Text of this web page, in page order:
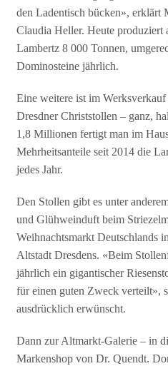
den Ladentisch bücken», erklärt
Claudia Heller. Heute
Lambertz 8 000 Tonnen,
Dominosteine jährlich.
Eine weitere ist im Werksverkauf
Dresdner Christstollen – ganz,
1,8 Millionen fertigt man im
Mehrheitsanteile seit 2014 die
jedes Jahr.
Den Stollen gibt es unter
und Glühweinduft beim
Weihnachtsmarkt Deutschlands
Altstadt Dresdens. «Beim
jährlich ein gigantischer
für einen guten Zweck verteilt»,
ausdrücklich erwünscht.
Dann zur Altmarkt-Galerie – in
Markenshop von Dr. Quendt.